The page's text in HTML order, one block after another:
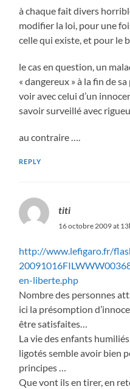
à chaque fait divers
modifier la loi, pour une
celle qui existe, et pour le
le cas en question, un
« dangereux » à la fin de
voir avec celui d’un
savoir surveillé avec
au contraire ….
REPLY
titi
16 octobre 2009 at
http://www.lefigaro.fr/
en-liberte.php
Nombre des personnes
ici la présomption
être satisfaites…
La vie des enfants
ligotés semble avoir bien
principes …
Que vont ils en tirer, en